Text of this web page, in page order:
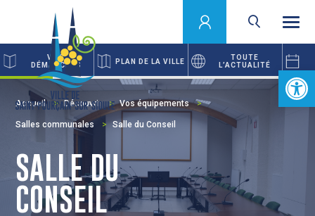
Ouvrir
VOS
DÉMARCHES
PLAN DE LA VILLE
TOUTE
L’ACTUALITÉ
Accueil Découvrir Vos équipements
Salles communales Salle du Conseil
SALLE DU
CONSEIL